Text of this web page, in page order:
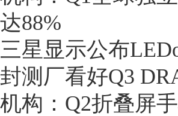
达88%
三星显示公布
封测厂看好Q3
机构：Q2折叠屏